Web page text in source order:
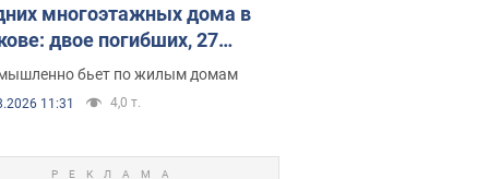
многоэтажных дома в
двое погибших, 27
бьет по жилым домам
11:31 4,0 т.